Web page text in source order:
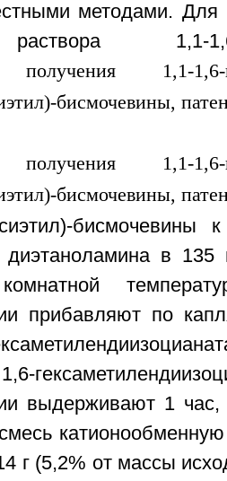
методами. Для
1,1-1,6-
в 135
прибавляют по
выдерживают 1
г (5,2% от массы